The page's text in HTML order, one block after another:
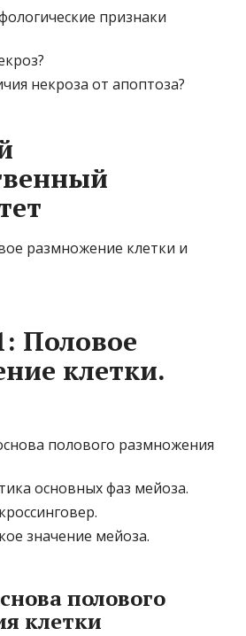
признаки
некроза от апоптоза?
Половое
клетки.
полового размножения
основных фаз мейоза.
значение мейоза.
полового
клетки